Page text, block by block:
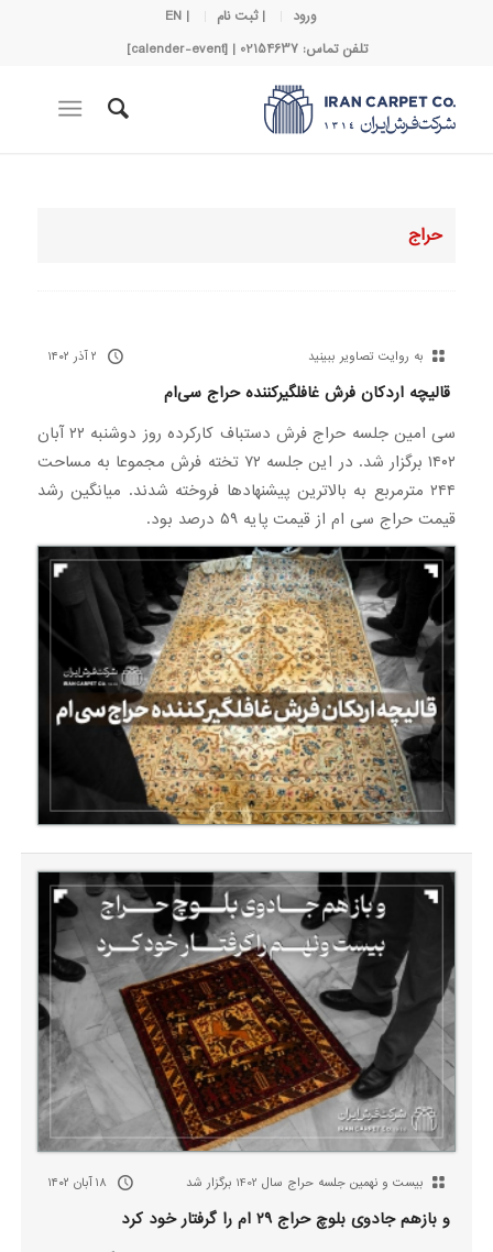
ورود | ثبت نام
| EN
تلفن تماس: 02154637 | [calender-event]
حراج
به روایت تصاویر ببینید ۲ آذر ۱۴۰۲
قالیچه اردکان فرش غافلگیرکننده حراج سی‌ام
سی امین جلسه حراج فرش دستباف کارکرده روز دوشنبه ۲۲ آبان
۱۴۰۲ برگزار شد. در این جلسه ۷۲ تخته فرش مجموعا به مساحت
۲۴۴ مترمربع به بالاترین پیشنهادها فروخته شدند. میانگین رشد
قیمت حراج سی ام از قیمت پایه ۵۹ درصد بود.
بیست‌ و نهمین جلسه حراج سال 1402 برگزار شد ۱۸ آبان ۱۴۰۲
و بازهم جادوی بلوچ حراج ۲۹ ام را گرفتار خود کرد